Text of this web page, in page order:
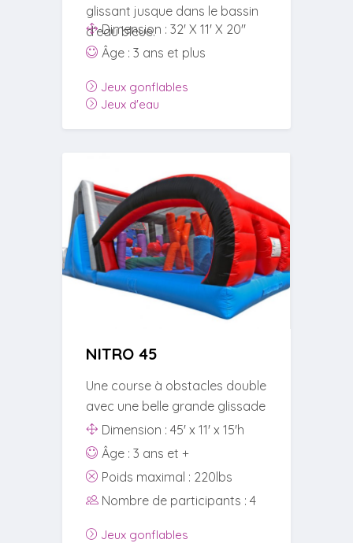
glissant jusque dans le bassin
d’eau bleue.
Dimension : 32' X 11' X 20"
Âge : 3 ans et plus
Jeux gonflables
Jeux d'eau
NITRO 45
Une course à obstacles double
avec une belle grande glissade
Dimension : 45' x 11' x 15'h
Âge : 3 ans et +
Poids maximal : 220lbs
Nombre de participants : 4
Jeux gonflables